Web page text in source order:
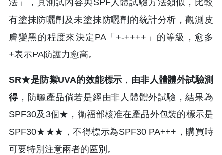
法」，其測試內容與SPF人體試驗方法類似，比較
有塗抹防曬劑及未塗抹防曬劑的統計分析，觀測皮
膚變黑的程度來決定PA「+-++++」的等級，愈多
+表示PA防護力愈高。
SR★是防禦UVA的效能標示 ， 由非人體體外試驗測
得，防曬產品倘若是經由非人體體外試驗，結果為
SPF30及3個★，衛福部核准在產品外包裝的標示是
SPF30★★★，不得標示為SPF30 PA+++，購買時
可要特別注意兩者的區別。